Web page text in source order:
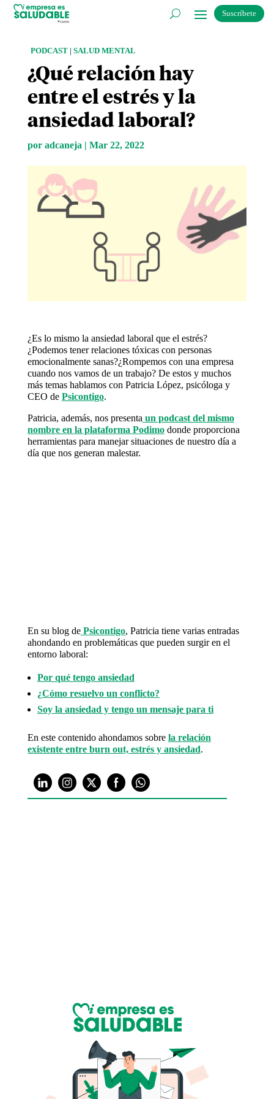
Suscríbete
PODCAST| SALUD MENTAL
¿Qué relación hay
entre el estrés y la
ansiedad laboral?
por adcaneja | Mar 22, 2022
¿Es lo mismo la ansiedad laboral que el estrés?
¿Podemos tener relaciones tóxicas con personas
emocionalmente sanas?¿Rompemos con una empresa
cuando nos vamos de un trabajo? De estos y muchos
más temas hablamos con Patricia López, psicóloga y
CEO de Psicontigo.
Patricia, además, nos presenta un podcast del mismo
nombre en la plataforma Podimodonde proporciona
herramientas para manejar situaciones de nuestro día a
día que nos generan malestar.
En su blog dePsicontigo, Patricia tiene varias entradas
ahondando en problemáticas que pueden surgir en el
entorno laboral:
Por qué tengo ansiedad
¿Cómo resuelvo un conflicto?
Soy la ansiedad y tengo un mensaje para ti
En este contenido ahondamos sobre la relación
existente entre burn out, estrés y ansiedad.